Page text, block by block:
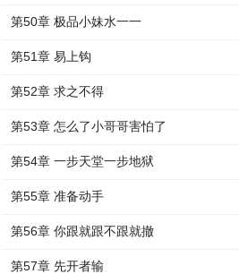
第50章 极品小妹水一一
第51章 易上钩
第52章 求之不得
第53章 怎么了小哥哥害怕了
第54章 一步天堂一步地狱
第55章 准备动手
第56章 你跟就跟不跟就撤
第57章 先开者输